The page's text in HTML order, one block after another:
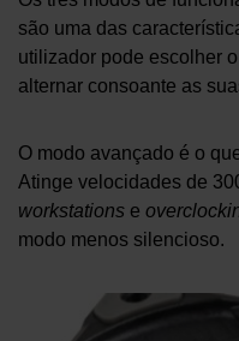
são uma das
utilizador pode escolher
alternar consoante as
O modo avançado é o
Atinge velocidades de
workstations e
modo menos silencioso.